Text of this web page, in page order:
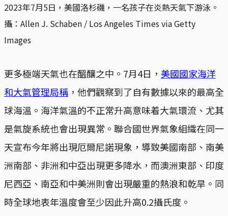
2023年7月5日，美國洛杉磯，一名孩子在炎熱天氣下游泳。
攝：Allen J. Schaben / Los Angeles Times via Getty
Images
更多極端天氣也在醞釀之中。7月4日， 美國國家海洋
和大氣管理局稱 ，他們觀察到了自有數據以來的最高全
球海溫。海洋氣溫的不正常升高意味着大氣環流、尤其
是氣旋系統也會出現異常。聯合國世界氣象組織在同一
天宣布今年將出現厄爾尼諾現象，導致美國南部、南美
洲南部、非洲和中亞出現更多降水，而澳洲東部、印度
尼西亞、南亞和中美洲則會出現嚴重的熱浪和乾旱。同
時全球地表年溫度會至少因此升高0.2攝氏度。